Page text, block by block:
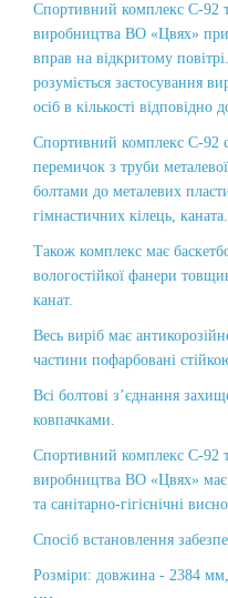
Спортивний комплекс С-92
виробництва ВО «Цвях»
вправ на відкритому
розуміється застосування
осіб в кількості відповідно
Спортивний комплекс С-92
перемичок з труби
болтами до металевих
гімнастичних кілець, каната.
Також комплекс має
вологостійкої фанери
канат.
Весь виріб має
частини пофарбовані
Всі болтові з’єднання
ковпачками.
Спортивний комплекс С-92
виробництва ВО «Цвях» має
та санітарно-гігієнічні
Спосіб встановлення
Розміри: довжина - 2384